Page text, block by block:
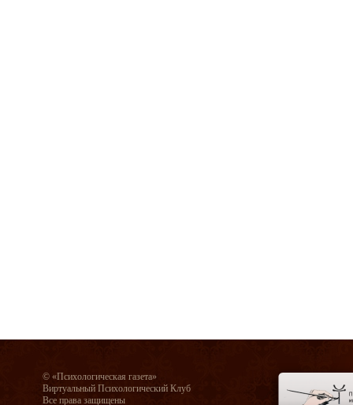
© «Психологическая газета»
Виртуальный Психологический Клуб
Все права защищены